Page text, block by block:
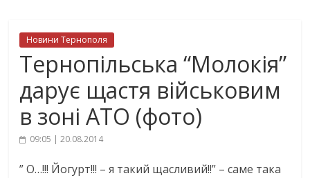
Новини Тернополя
Тернопільська “Молокія”
дарує щастя військовим
в зоні АТО (фото)
09:05 | 20.08.2014
” О…!!! Йогурт!!! – я такий щасливий!!” – саме така